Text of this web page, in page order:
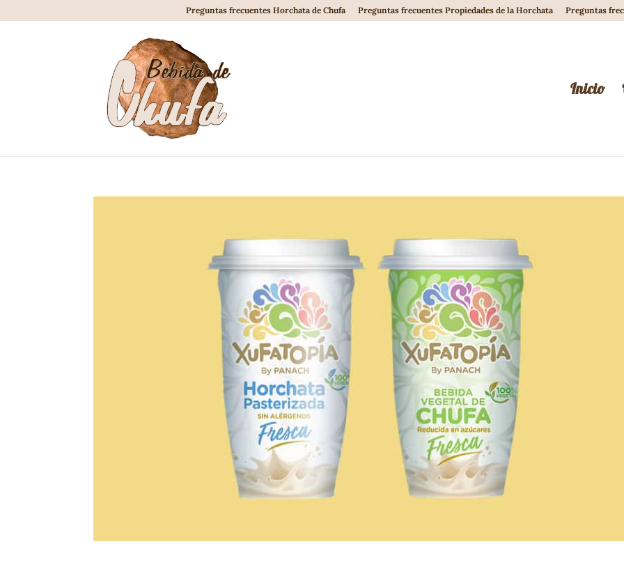
Preguntas frecuentes Horchata de Chufa Preguntas frecuentes Propiedades de la Horchata Preguntas
Inicio